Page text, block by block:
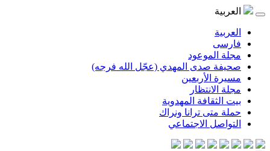
العربية
العربية
فارسی
مجلة الموعود
صحيفة صدى المهدي (عجّل الله فرجه)
مسيرة الأربعين
مجلة الانتظار
بيت الثقافة المهدوية
حملة متى ترانا ونراك
التواصل الاجتماعي